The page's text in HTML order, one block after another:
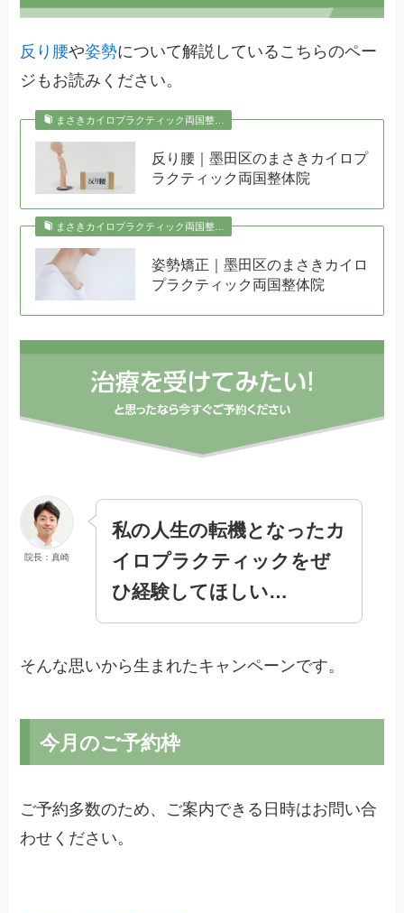
反り腰や姿勢について解説しているこちらのペー
ジもお読みください。
まさきカイロプラクティック両国整…
反り腰｜墨田区のまさきカイロプ
ラクティック両国整体院
まさきカイロプラクティック両国整…
姿勢矯正｜墨田区のまさきカイロ
プラクティック両国整体院
院長：真崎
私の人生の転機となったカ
イロプラクティックをぜ
ひ経験してほしい…
そんな思いから生まれたキャンペーンです。
今月のご予約枠
ご予約多数のため、ご案内できる日時はお問い合
わせください。